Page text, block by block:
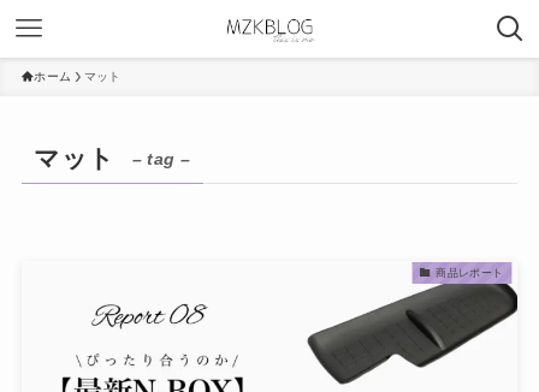
ホーム マット
マット – tag –
商品レポート